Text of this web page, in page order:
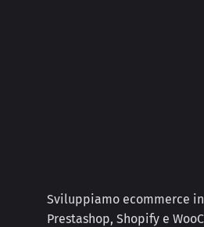
Sviluppiamo ecommerce
Prestashop, Shopify e